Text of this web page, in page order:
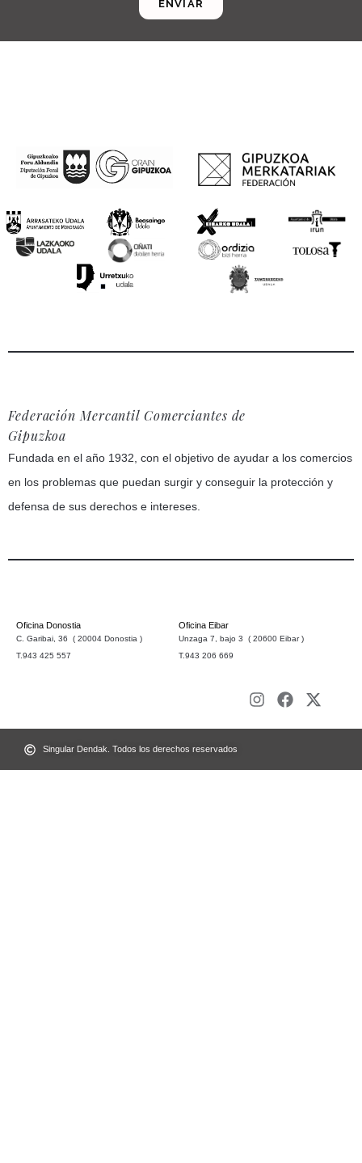
ENVIAR
Federación Mercantil Comerciantes de
Gipuzkoa
Fundada en el año 1932, con el objetivo de ayudar a los comercios
en los problemas que puedan surgir y conseguir la protección y
defensa de sus derechos e intereses.
Oficina Donostia
C. Garibai, 36 ( 20004 Donostia )
T.943 425 557
Oficina Eibar
Unzaga 7, bajo 3 ( 20600 Eibar )
T.943 206 669
Singular Dendak. Todos los derechos reservados